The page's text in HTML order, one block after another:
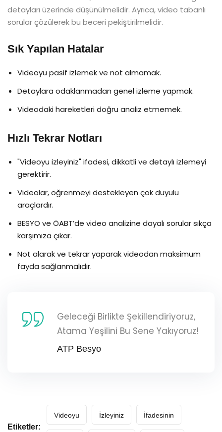
detayları üzerinde düşünülmelidir. Ayrıca, video tabanlı
sorular çözülerek bu beceri pekiştirilmelidir.
Sık Yapılan Hatalar
Videoyu pasif izlemek ve not almamak.
Detaylara odaklanmadan genel izleme yapmak.
Videodaki hareketleri doğru analiz etmemek.
Hızlı Tekrar Notları
"Videoyu izleyiniz" ifadesi, dikkatli ve detaylı izlemeyi
gerektirir.
Videolar, öğrenmeyi destekleyen çok duyulu
araçlardır.
BESYO ve ÖABT’de video analizine dayalı sorular sıkça
karşımıza çıkar.
Not alarak ve tekrar yaparak videodan maksimum
fayda sağlanmalıdır.
Geleceği Birlikte Şekillendiriyoruz,
Atama Yeşilini Bu Sene Yakıyoruz!
ATP Besyo
Etiketler:
Videoyu İzleyiniz İfadesinin